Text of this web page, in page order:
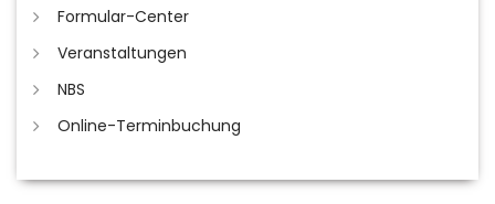
Formular-Center
Veranstaltungen
NBS
Online-Terminbuchung